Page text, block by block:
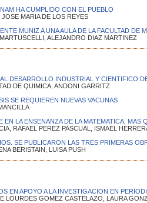
HA CUMPLIDO CON EL PUEBLO
MARIA DE LOS REYES
MUNIZ A UNA AULA DE LA FACULTAD DE
ALEJANDRO DIAZ MARTINEZ
DESARROLLO INDUSTRIAL Y CIENTIFICO
DE QUIMICA, ANDONI GARRITZ
SE REQUIEREN NUEVAS VACUNAS
EN LA ENSENANZA DE LA MATEMATICA,
RAFAEL PEREZ PASCUAL, ISMAEL
SE PUBLICARON LAS TRES PRIMERAS
BERISTAIN, LUISA PUSH
EN APOYO A LA INVESTIGACION EN
LOURDES GOMEZ CASTELAZO, LAURA